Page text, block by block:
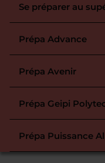
Se préparer au
Prépa Advance
Prépa Avenir
Prépa Geipi
Prépa Puissance